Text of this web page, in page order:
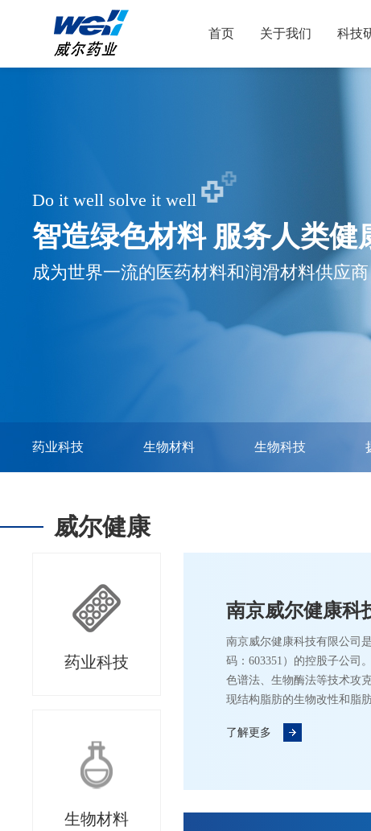
首页 关于我们 科技
Do it well solve it well
智造绿色材料 服务人类健
成为世界一流的医药材料和润滑材料供应商
药业科技 生物材料 生物科技
威尔健康
药业科技
生物材料
南京威尔健康科
南京威尔健康科技有限公司
码：603351）的控股子公司
色谱法、生物酶法等技术攻
现结构脂肪的生物改性和脂
了解更多